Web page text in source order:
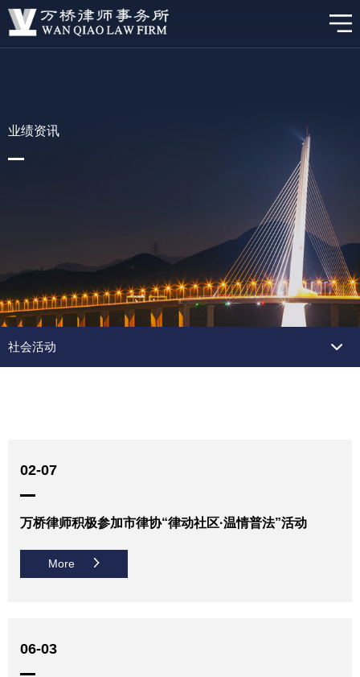
业绩资讯
社会活动
02-07
万桥律师积极参加市律协“律动社区·温情普法”活动
More
06-03